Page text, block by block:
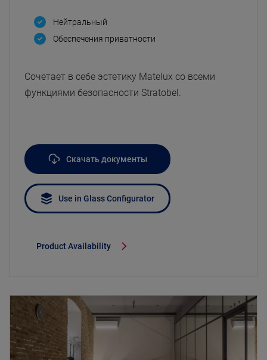
Нейтральный
Oбеспечения приватности
Сочетает в себе эстетику Matelux со всеми
функциями безопасности Stratobel.
Скачать документы
Use in Glass Configurator
Product Availability